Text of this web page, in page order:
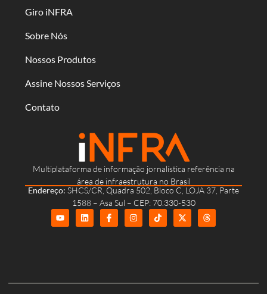
Multiplataforma de informação jornalística referência na
área de infraestrutura no Brasil
Endereço: SHCS/CR, Quadra 502, Bloco C, LOJA 37, Parte
1588 – Asa Sul – CEP: 70.330-530
Giro iNFRA
Sobre Nós
Nossos Produtos
Assine Nossos Serviços
Contato